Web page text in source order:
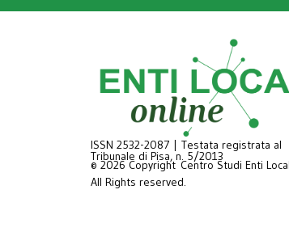
ISSN 2532-2087 | Testata registrata al
Tribunale di Pisa, n. 5/2013
© 2026 Copyright Centro Studi Enti
All Rights reserved.